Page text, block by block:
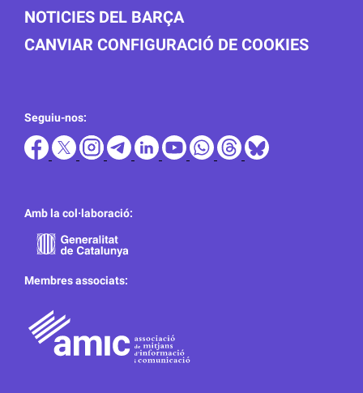
NOTICIES DEL BARÇA
CANVIAR CONFIGURACIÓ DE COOKIES
Seguiu-nos:
Amb la col·laboració:
Membres associats: